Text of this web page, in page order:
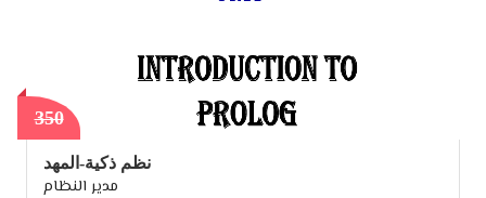
350
نظم ذكية-المهد
مدير النظام